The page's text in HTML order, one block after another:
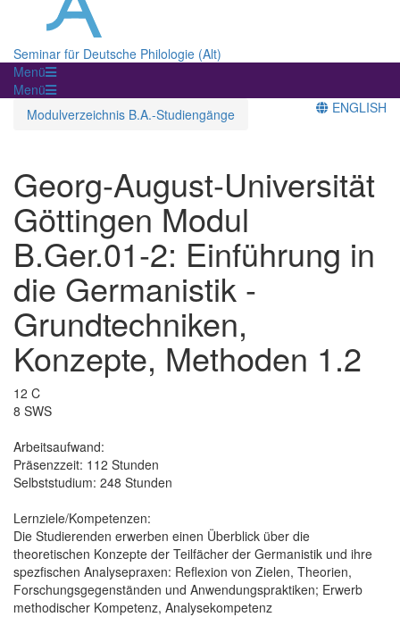
Seminar für Deutsche Philologie (Alt)
Menü
Menü
Modulverzeichnis B.A.-Studiengänge
ENGLISH
Georg-August-Universität
Göttingen Modul
B.Ger.01-2: Einführung in
die Germanistik -
Grundtechniken,
Konzepte, Methoden 1.2
12 C
8 SWS
Arbeitsaufwand:
Präsenzzeit: 112 Stunden
Selbststudium: 248 Stunden
Lernziele/Kompetenzen:
Die Studierenden erwerben einen Überblick über die
theoretischen Konzepte der Teilfächer der Germanistik und ihre
spezfischen Analysepraxen: Reflexion von Zielen, Theorien,
Forschungsgegenständen und Anwendungspraktiken; Erwerb
methodischer Kompetenz, Analysekompetenz